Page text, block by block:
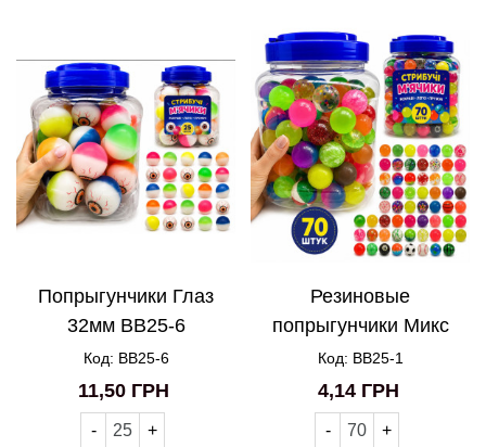
Попрыгунчики Глаз
32мм BB25-6
Код: BB25-6
11,50 ГРН
- +
Резиновые
попрыгунчики Микс
BB25-1
Код: BB25-1
4,14 ГРН
- +